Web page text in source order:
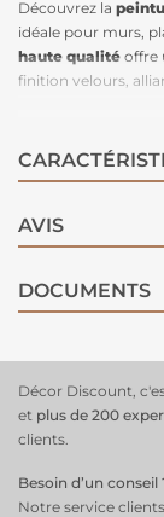
Découvrez la
idéale pour murs,
haute qualité offre
finition velours,
et
dissimuler
lessivable et
utilisation et
pistolet airless ou
heures si
AVIS
DOCUMENTS
Décor Discount,
et plus de 200
clients.
Besoin d’un conseil
Notre service